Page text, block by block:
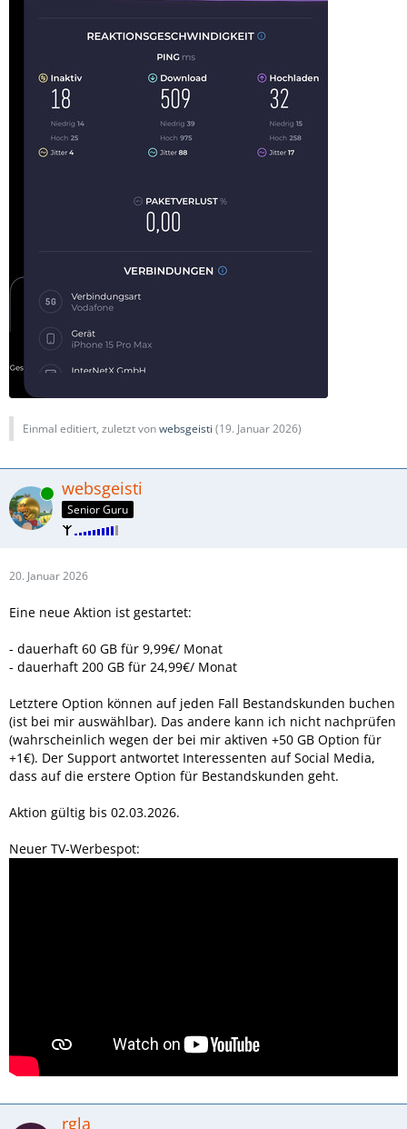
Einmal editiert, zuletzt vonwebsgeisti (19. Januar 2026)
Online websgeisti
Senior Guru
20. Januar 2026
Eine neue Aktion ist gestartet:
- dauerhaft 60 GB für 9,99€/ Monat
- dauerhaft 200 GB für 24,99€/ Monat
Letztere Option können auf jeden Fall Bestandskunden buchen
(ist bei mir auswählbar). Das andere kann ich nicht nachprüfen
(wahrscheinlich wegen der bei mir aktiven +50 GB Option für
+1€). Der Support antwortet Interessenten auf Social Media,
dass auf die erstere Option für Bestandskunden geht.
Aktion gültig bis 02.03.2026.
Neuer TV-Werbespot:
rgla